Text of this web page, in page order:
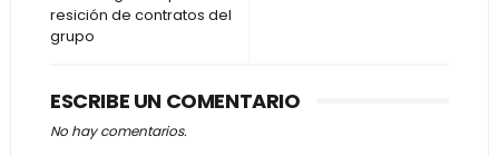
resición de contratos del
grupo
ESCRIBE UN COMENTARIO
No hay comentarios.